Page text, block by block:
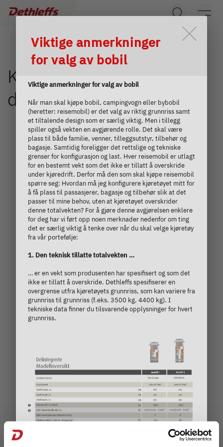
Campingvogner
Bobiler
Camper Vans
Dethleffs originalt tilbehør
Service
Dethleffs
Finn forhandler
Konfigurator - Just Camp
delintegrert bobil
Søk etter Dethleffs forhandlere
Finn en Dethleffs forhandler nær deg
Søk etter forhandlere
Durch Scrolling wird der
Viktige anmerkninger
for valg av bobil
Viktige anmerkninger for valg av bobil
Når man skal kjøpe bobil, campingvogn eller bybobil
(heretter: reisemobil) er det valg av riktig grunnriss samt
et tiltalende design som er særlig viktig. Men i tillegg
spiller også vekten en avgjørende rolle. Det skal være
plass til både familie, venner, tilleggsutstyr, tilbehør og
bagasje. Samtidig foreligger det rettslige og tekniske
grenser for konfigurasjon og last. Hver reisemobil er utlagt
for en bestemt vekt som det ikke er tillatt å overskride
under kjøredrift. Derfor må den som skal kjøpe reisemobil
spørre seg: Hvordan må jeg konfigurere kjøretøyet mitt for
å få plass til passasjerer, bagasje og tilbehør slik at det
passer til mine behov, uten at kjøretøyet overskrider
denne totalvekten? For å gjøre denne avgjørelsen enklere
for deg har vi ført opp noen merknader nedenfor om ting
det er særlig viktig å tenke over når du skal velge kjøretøy
fra vår portefølje:
1. Den teknisk tillatte totalvekten …
… er en vekt som produsenten har spesifisert og som det
ikke er tillatt å overskride. Dethleffs spesifiserer en
overgrense utfra kjøretøyets grunnriss, som kan variere fra
grunnriss til grunnriss (f.eks. 3500 kg, 4400 kg). I
tekniske data finner du tilsvarende opplysninger for hvert
grunnriss.